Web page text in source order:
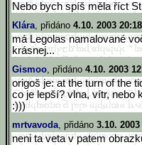
Nebo bych spíš měla říct
Klára, přidáno 4.10. 2003
má Legolas namalované
krásnej...
Gismoo, přidáno 4.10. 2003
origoš je: at the turn of the
co je lepší? vlna, vítr, nebo
:)))
mrtvavoda, přidáno 3.10.
neni ta veta v patem